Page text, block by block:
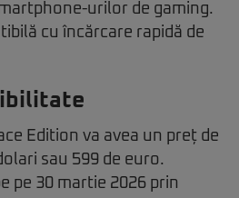
urilor de gaming.
cu încărcare rapidă de
Edition va avea un preț de
sau 599 de euro.
pe 30 martie 2026 prin